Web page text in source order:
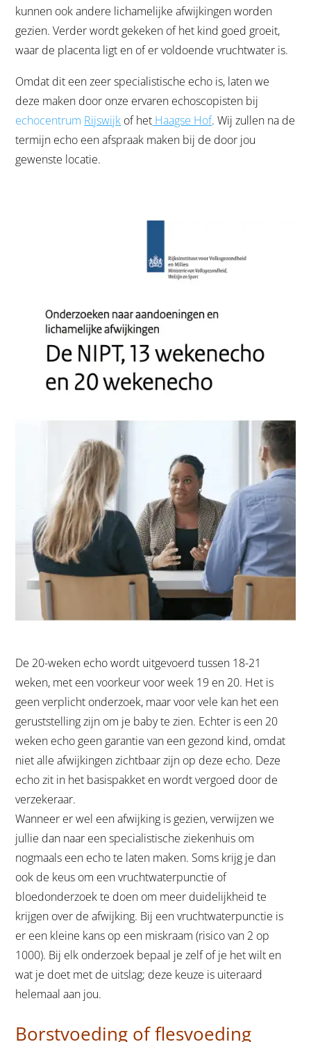
kunnen ook andere lichamelijke afwijkingen worden
gezien. Verder wordt gekeken of het kind goed groeit,
waar de placenta ligt en of er voldoende vruchtwater is.
Omdat dit een zeer specialistische echo is, laten we
deze maken door onze ervaren echoscopisten bij
echocentrum Rijswijk of het Haagse Hof. Wij zullen na de
termijn echo een afspraak maken bij de door jou
gewenste locatie.
De 20-weken echo wordt uitgevoerd tussen 18-21
weken, met een voorkeur voor week 19 en 20. Het is
geen verplicht onderzoek, maar voor vele kan het een
geruststelling zijn om je baby te zien. Echter is een 20
weken echo geen garantie van een gezond kind, omdat
niet alle afwijkingen zichtbaar zijn op deze echo. Deze
echo zit in het basispakket en wordt vergoed door de
verzekeraar.
Wanneer er wel een afwijking is gezien, verwijzen we
jullie dan naar een specialistische ziekenhuis om
nogmaals een echo te laten maken. Soms krijg je dan
ook de keus om een vruchtwaterpunctie of
bloedonderzoek te doen om meer duidelijkheid te
krijgen over de afwijking. Bij een vruchtwaterpunctie is
er een kleine kans op een miskraam (risico van 2 op
1000). Bij elk onderzoek bepaal je zelf of je het wilt en
wat je doet met de uitslag; deze keuze is uiteraard
helemaal aan jou.
Borstvoeding of flesvoeding